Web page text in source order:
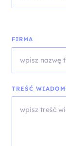
FIRMA
TREŚĆ